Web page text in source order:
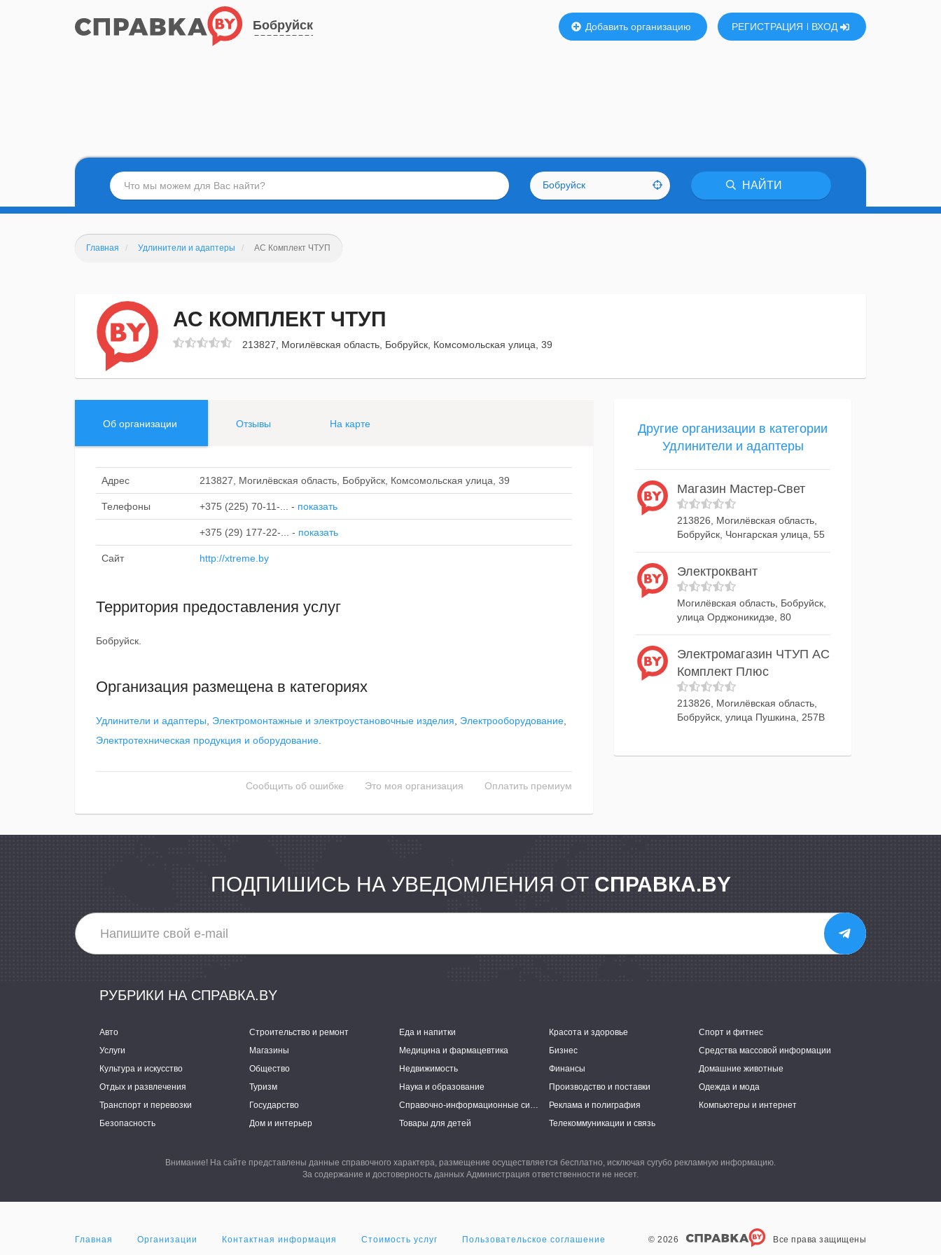
Бобруйск Добавить организацию РЕГИСТРАЦИЯ ВХОД
Бобруйск НАЙТИ
Главная Удлинители и адаптеры АС Комплект ЧТУП
АС КОМПЛЕКТ ЧТУП
213827, Могилёвская область, Бобруйск, Комсомольская улица, 39
Об организации Отзывы На карте
Адрес 213827, Могилёвская область, Бобруйск, Комсомольская улица, 39
Телефоны +375 (225) 70-11-... - показать
+375 (29) 177-22-... - показать
Сайт http://xtreme.by
Территория предоставления услуг
Бобруйск.
Организация размещена в категориях
Удлинители и адаптеры Электромонтажные и электроустановочные изделия Электрооборудование
Электротехническая продукция и оборудование
Сообщить об ошибке Это моя организация Оплатить премиум
Другие организации в категории
Удлинители и адаптеры
Магазин Мастер-Свет
213826, Могилёвская область,
Бобруйск, Чонгарская улица, 55
Электроквант
Могилёвская область, Бобруйск,
улица Орджоникидзе, 80
Электромагазин ЧТУП АС
Комплект Плюс
213826, Могилёвская область,
Бобруйск, улица Пушкина, 257В
ПОДПИШИСЬ НА УВЕДОМЛЕНИЯ ОТ СПРАВКА.BY
РУБРИКИ НА СПРАВКА.BY
Авто Строительство и ремонт Еда и напитки Красота и здоровье
Спорт и фитнес
Услуги
Магазины Медицина и фармацевтика Бизнес
Средства массовой информации
Культура и искусство
Общество Недвижимость Финансы
Домашние животные
Отдых и развлечения
Туризм Наука и образование Производство и поставки
Одежда и мода
Транспорт и перевозки
Государство Справочно-информационные системы Реклама и полиграфия
Компьютеры и интернет
Безопасность
Дом и интерьер Товары для детей Телекоммуникации и связь
Внимание! На сайте представлены данные справочного характера, размещение осуществляется бесплатно, исключая сугубо рекламную информацию.
За содержание и достоверность данных Администрация ответственности не несет.
Главная Организации Контактная информация Стоимость услуг Пользовательское соглашение © 2026 Все права защищены